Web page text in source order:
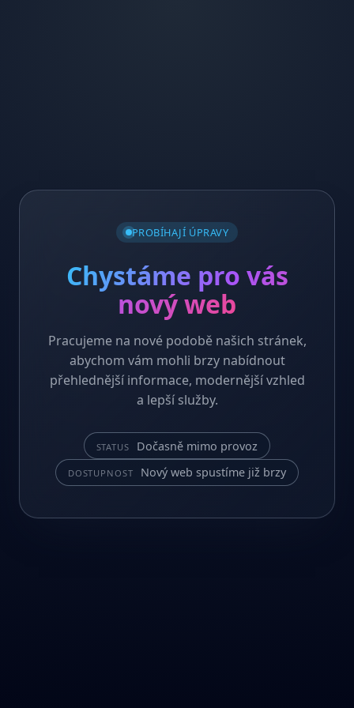
PROBÍHAJÍ ÚPRAVY
Chystáme pro vás
nový web
Pracujeme na nové podobě našich stránek,
abychom vám mohli brzy nabídnout
přehlednější informace, modernější vzhled
a lepší služby.
STATUS Dočasně mimo provoz
DOSTUPNOST Nový web spustíme již brzy